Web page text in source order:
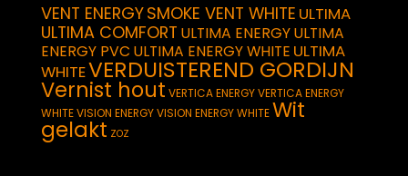
VENT ENERGYSMOKE VENT WHITE ULTIMA
ULTIMA COMFORT ULTIMA ENERGYULTIMA
ENERGY PVC ULTIMA ENERGY WHITE ULTIMA
WHITEVERDUISTEREND GORDIJN
Vernist hout VERTICA ENERGYVERTICA ENERGY
WHITEVISION ENERGYVISION ENERGY WHITEWit
gelakt ZOZ